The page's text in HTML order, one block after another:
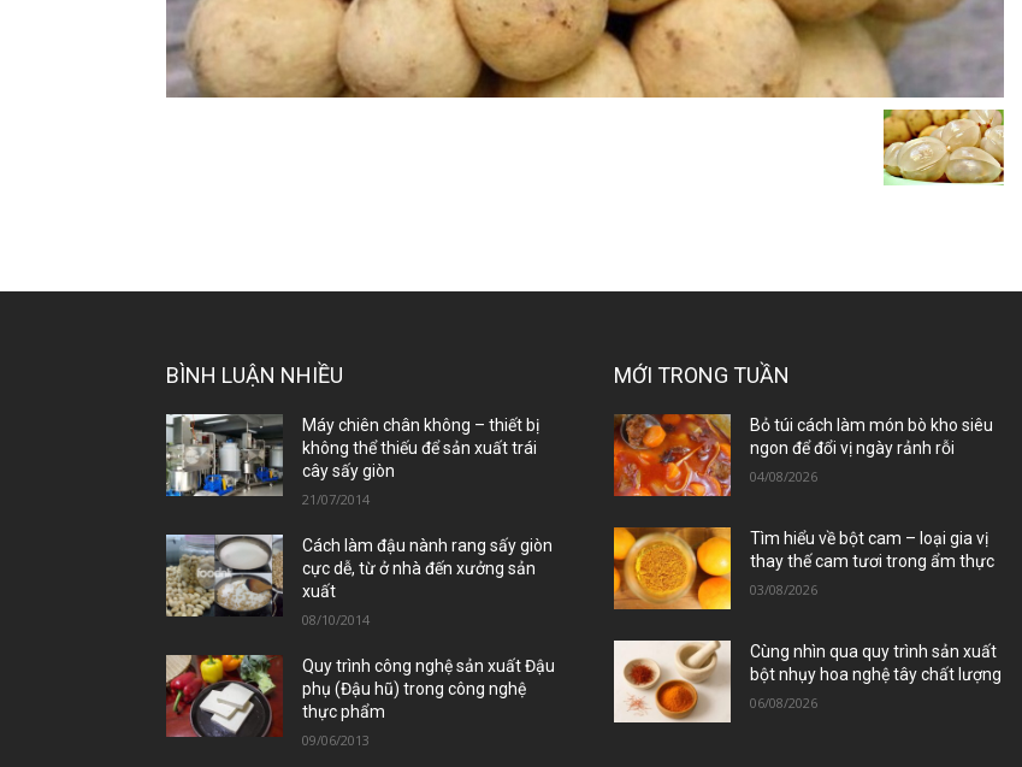
BÌNH LUẬN NHIỀU
Máy chiên chân không – thiết bị
không thể thiếu để sản xuất trái
cây sấy giòn
21/07/2014
Cách làm đậu nành rang sấy giòn
cực dễ, từ ở nhà đến xưởng sản
xuất
08/10/2014
Quy trình công nghệ sản xuất Đậu
phụ (Đậu hũ) trong công nghệ
thực phẩm
09/06/2013
MỚI TRONG TUẦN
Bỏ túi cách làm món bò kho siêu
ngon để đổi vị ngày rảnh rỗi
04/08/2026
Tìm hiểu về bột cam – loại gia vị
thay thế cam tươi trong ẩm thực
03/08/2026
Cùng nhìn qua quy trình sản xuất
bột nhụy hoa nghệ tây chất lượng
06/08/2026